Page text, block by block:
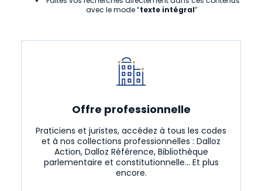
avec le mode “texte intégral”
Offre professionnelle
Praticiens et juristes, accédez à tous les codes
et à nos collections professionnelles : Dalloz
Action, Dalloz Référence, Bibliothèque
parlementaire et constitutionnelle... Et plus
encore.